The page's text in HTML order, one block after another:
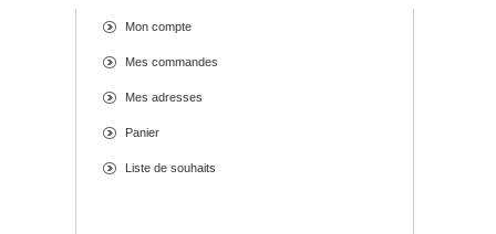
Mon compte
Mes commandes
Mes adresses
Panier
Liste de souhaits